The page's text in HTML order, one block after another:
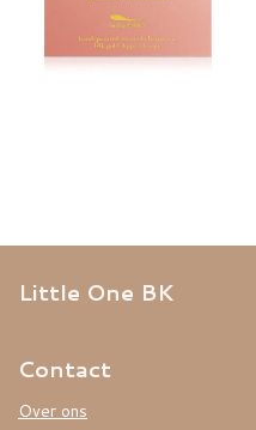
Little One BK
Contact
Over ons